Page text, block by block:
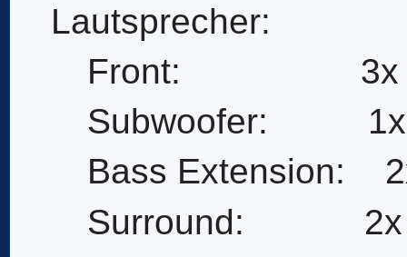
Lautsprecher:
Front: 3x
Subwoofer: 1x
Bass Extension:
Surround: 2x